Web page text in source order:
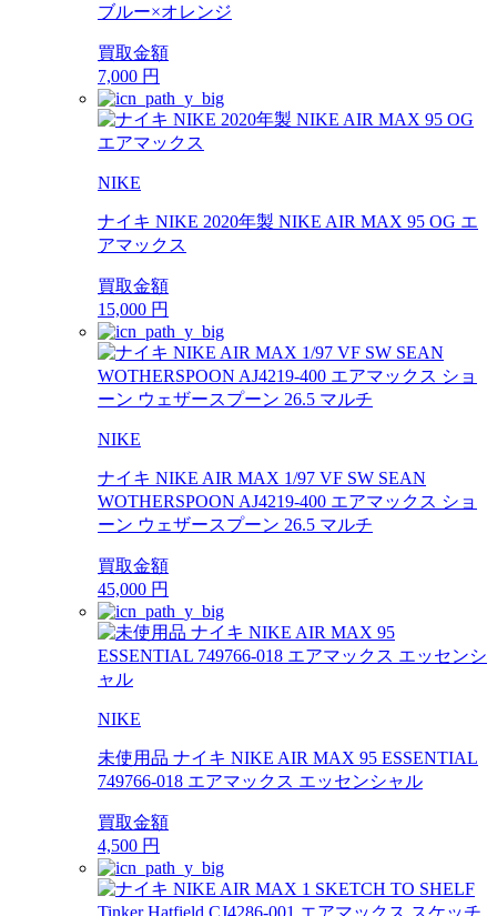
ブルー×オレンジ
買取金額
7,000 円
NIKE
ナイキ NIKE 2020年製 NIKE AIR MAX 95 OG エ
アマックス
買取金額
15,000 円
NIKE
ナイキ NIKE AIR MAX 1/97 VF SW SEAN
WOTHERSPOON AJ4219-400 エアマックス ショ
ーン ウェザースプーン 26.5 マルチ
買取金額
45,000 円
NIKE
未使用品 ナイキ NIKE AIR MAX 95 ESSENTIAL
749766-018 エアマックス エッセンシャル
買取金額
4,500 円